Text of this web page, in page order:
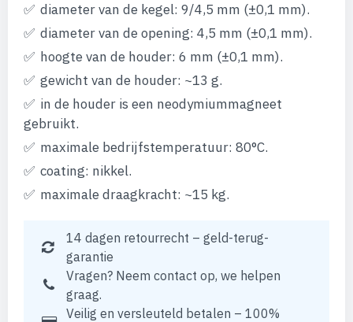
diameter van de kegel: 9/4,5 mm (±0,1 mm).
diameter van de opening: 4,5 mm (±0,1 mm).
hoogte van de houder: 6 mm (±0,1 mm).
gewicht van de houder: ~13 g.
in de houder is een neodymiummagneet
gebruikt.
maximale bedrijfstemperatuur: 80°C.
coating: nikkel.
maximale draagkracht: ~15 kg.
14 dagen retourrecht – geld-terug-
garantie
Vragen? Neem contact op, we helpen
graag.
Veilig en versleuteld betalen – 100%